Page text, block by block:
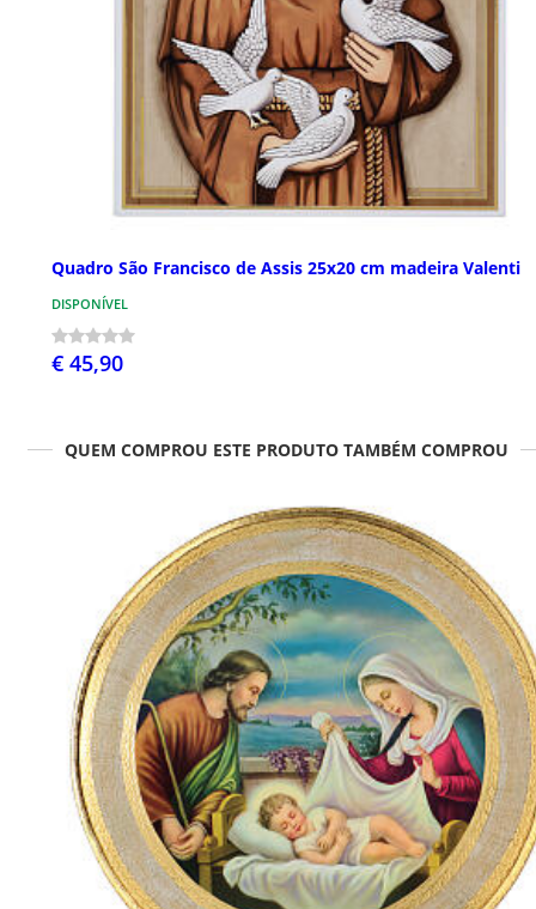
Quadro São Francisco de Assis 25x20 cm madeira Valenti
DISPONÍVEL
€ 45,90
QUEM COMPROU ESTE PRODUTO TAMBÉM COMPROU